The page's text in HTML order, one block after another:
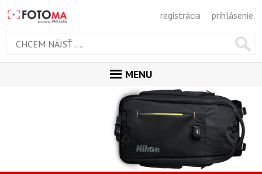
registrácia prihlásenie
MENU
ÚVOD
MAGAZÍN
VŠETKY ČLÁNKY
RECENZIE